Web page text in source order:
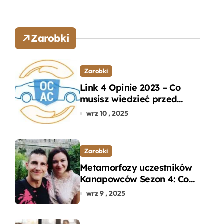
Zarobki
Zarobki
Link 4 Opinie 2023 – Co
musisz wiedzieć przed
wyborem ubezpieczenia
wrz 10 , 2025
Zarobki
Metamorfozy uczestników
Kanapowców Sezon 4: Co
naprawdę zaskoczyło
wrz 9 , 2025